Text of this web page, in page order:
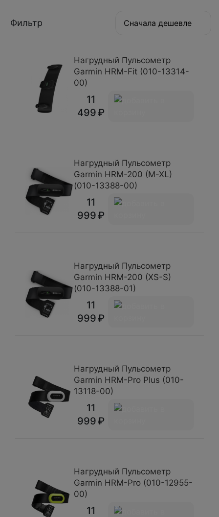
Фильтр Сначала дешевле
Нагрудный Пульсометр
Garmin HRM-Fit (010-13314-
00)
11
499
Нагрудный Пульсометр
Garmin HRM-200 (M-XL)
(010-13388-00)
11
999
Нагрудный Пульсометр
Garmin HRM-200 (XS-S)
(010-13388-01)
11
999
Нагрудный Пульсометр
Garmin HRM-Pro Plus (010-
13118-00)
11
999
Нагрудный Пульсометр
Garmin HRM-Pro (010-12955-
00)
11